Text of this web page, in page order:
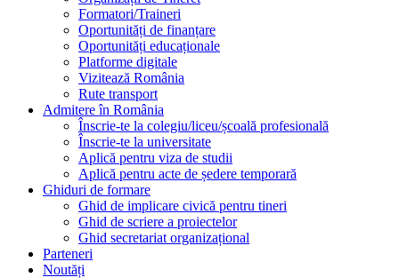
Formatori/Traineri
Oportunități de finanțare
Oportunități educaționale
Platforme digitale
Vizitează România
Rute transport
Admitere în România
Înscrie-te la colegiu/liceu/școală profesională
Înscrie-te la universitate
Aplică pentru viza de studii
Aplică pentru acte de ședere temporară
Ghiduri de formare
Ghid de implicare civică pentru tineri
Ghid de scriere a proiectelor
Ghid secretariat organizațional
Parteneri
Noutăți